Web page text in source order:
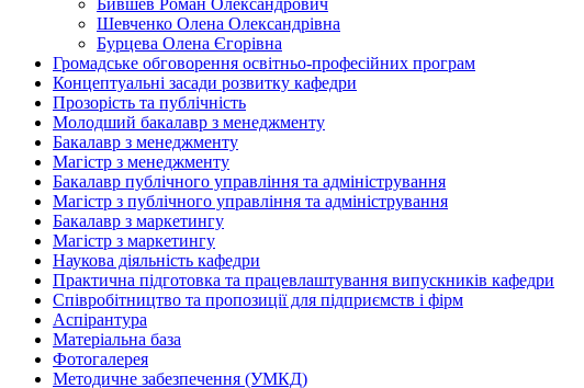
Бившев Роман Олександрович
Шевченко Олена Олександрівна
Бурцева Олена Єгорівна
Громадське обговорення освітньо-професійних програм
Концептуальні засади розвитку кафедри
Прозорість та публічність
Молодший бакалавр з менеджменту
Бакалавр з менеджменту
Магістр з менеджменту
Бакалавр публічного управління та адміністрування
Магістр з публічного управління та адміністрування
Бакалавр з маркетингу
Магістр з маркетингу
Наукова діяльність кафедри
Практична підготовка та працевлаштування випускників кафедри
Співробітництво та пропозиції для підприємств і фірм
Аспірантура
Матеріальна база
Фотогалерея
Методичне забезпечення (УМКД)